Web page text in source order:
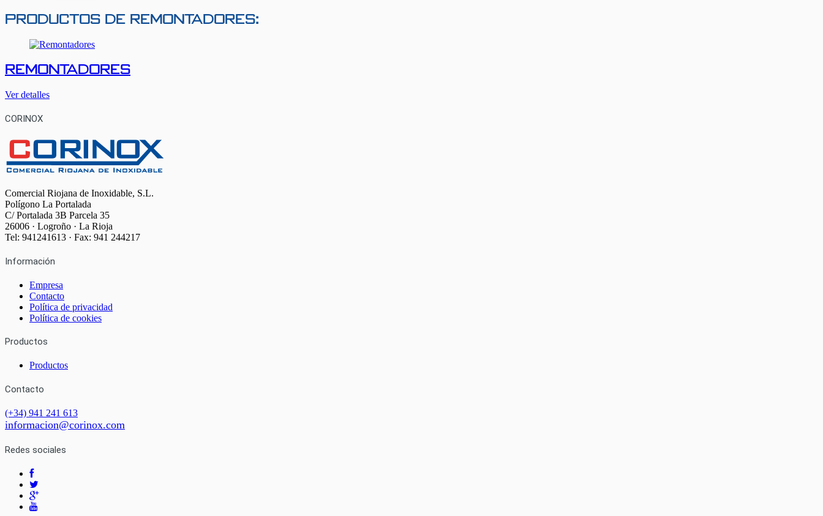
PRODUCTOS DE Remontadores:
Remontadores
Ver detalles
CORINOX
Comercial Riojana de Inoxidable, S.L.
Polígono La Portalada
C/ Portalada 3B Parcela 35
26006 · Logroño · La Rioja
Tel: 941241613 · Fax: 941 244217
Información
Empresa
Contacto
Política de privacidad
Política de cookies
Productos
Productos
Contacto
(+34) 941 241 613
informacion@corinox.com
Redes sociales